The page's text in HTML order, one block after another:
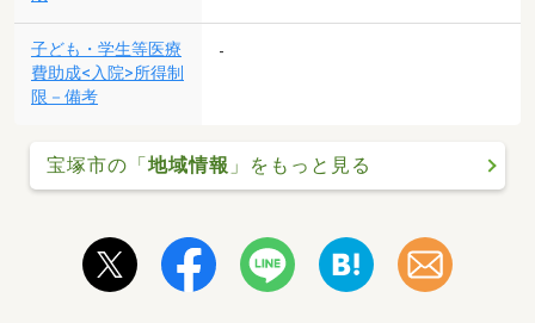
子ども・学生等医療
費助成<入院>所得制
限－備考
-
宝塚市の「地域情報 」をもっと見る